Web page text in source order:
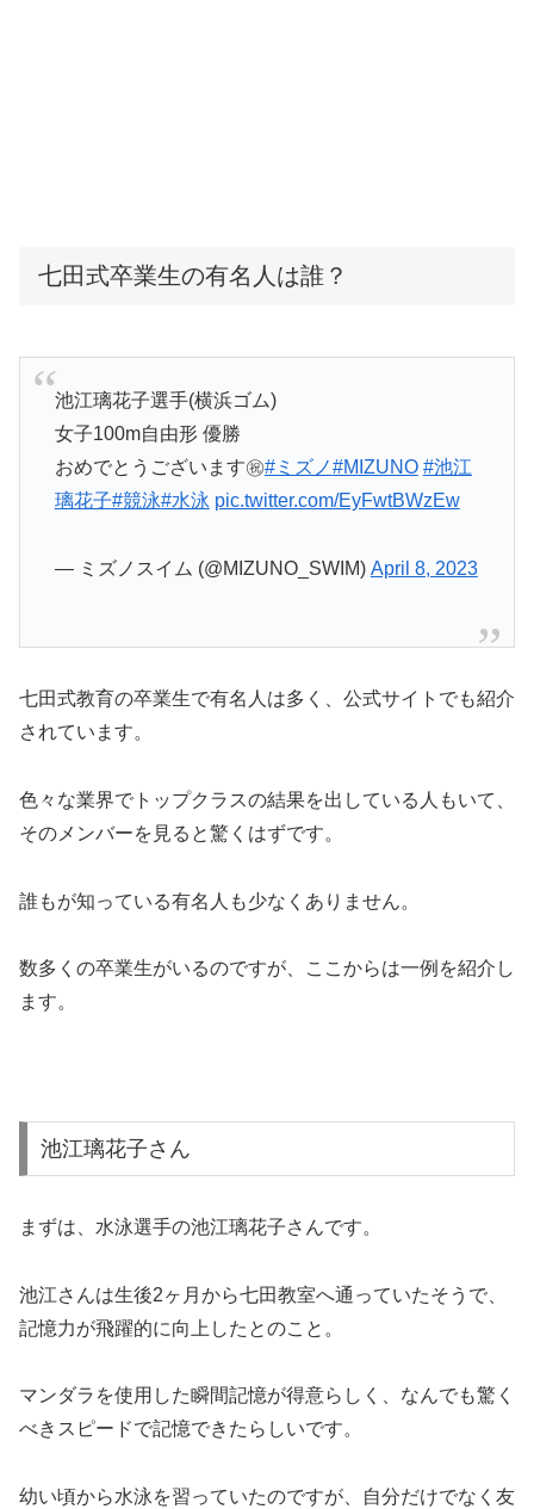
七田式卒業生の有名人は誰？
池江璃花子選手(横浜ゴム)
女子100m自由形 優勝
おめでとうございます㊗️ #ミズノ #MIZUNO #池江
璃花子 #競泳 #水泳 pic.twitter.com/EyFwtBWzEw
— ミズノスイム (@MIZUNO_SWIM) April 8, 2023
七田式教育の卒業生で有名人は多く、公式サイトでも紹介
されています。
色々な業界でトップクラスの結果を出している人もいて、
そのメンバーを見ると驚くはずです。
誰もが知っている有名人も少なくありません。
数多くの卒業生がいるのですが、ここからは一例を紹介し
ます。
池江璃花子さん
まずは、水泳選手の池江璃花子さんです。
池江さんは生後2ヶ月から七田教室へ通っていたそうで、
記憶力が飛躍的に向上したとのこと。
マンダラを使用した瞬間記憶が得意らしく、なんでも驚く
べきスピードで記憶できたらしいです。
幼い頃から水泳を習っていたのですが、自分だけでなく友